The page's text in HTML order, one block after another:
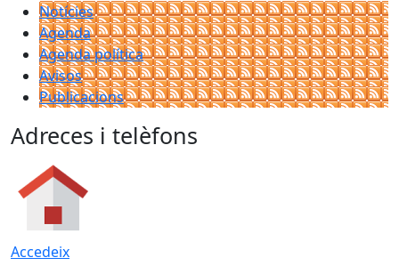
Notícies
Agenda
Agenda política
Avisos
Publicacions
Adreces i telèfons
Accedeix